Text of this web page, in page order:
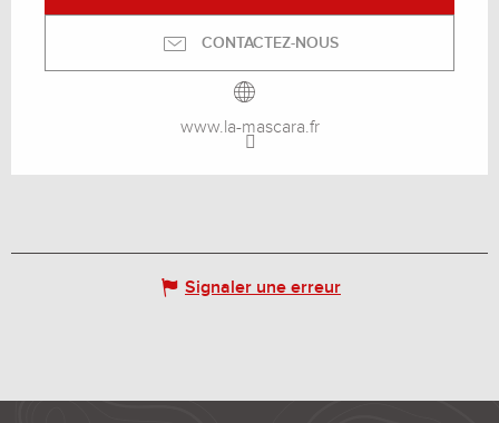
CONTACTEZ-NOUS
www.la-mascara.fr
Signaler une erreur